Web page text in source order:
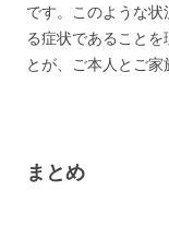
です。このような
る症状であること
とが、ご本人とご家
まとめ